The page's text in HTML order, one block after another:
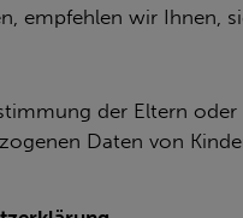
empfehlen wir
der Eltern
Daten von